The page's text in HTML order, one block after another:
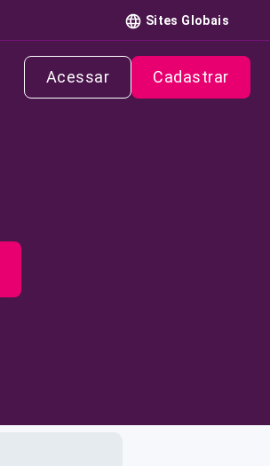
Sites Globais
Acessar Cadastrar